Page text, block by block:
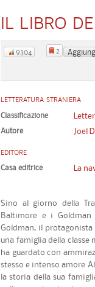
IL LIBRO
9304 2
LETTERATURA STRANIERA
Classificazione
Autore Joel
EDITORE
Casa editrice La
Sino al giorno della
Baltimore e i
Goldman, il protagonista
una famiglia della classe
ha guardato con
stesso e intenso amore
la storia della sua